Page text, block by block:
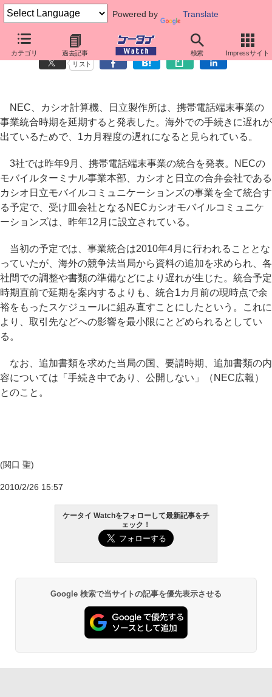
Powered by Translate
カテゴリ 過去記事 検索 Impressサイト
NEC・カシオ・日立、海外での手続き遅れで統合時期変更
リスト
NEC、カシオ計算機、日立製作所は、携帯電話端末事業の
事業統合時期を延期すると発表した。海外での手続きに遅れが
出ているためで、1カ月程度の遅れになると見られている。
3社では昨年9月、携帯電話端末事業の統合を発表。NECの
モバイルターミナル事業本部、カシオと日立の合弁会社である
カシオ日立モバイルコミュニケーションズの事業を全て統合す
る予定で、受け皿会社となるNECカシオモバイルコミュニケ
ーションズは、昨年12月に設立されている。
当初の予定では、事業統合は2010年4月に行われることとな
っていたが、海外の競争法当局から資料の追加を求められ、各
社間での調整や書類の準備などにより遅れが生じた。統合予定
時期直前で延期を案内するよりも、統合1カ月前の現時点で余
裕をもったスケジュールに組み直すことにしたという。これに
より、取引先などへの影響を最小限にとどめられるとしてい
る。
なお、追加書類を求めた当局の国、要請時期、追加書類の内
容については「手続き中であり、公開しない」（NEC広報）
とのこと。
(関口 聖)
2010/2/26 15:57
ケータイ Watchをフォローして最新記事をチ
ェック！
Google 検索で当サイトの記事を優先表示させる